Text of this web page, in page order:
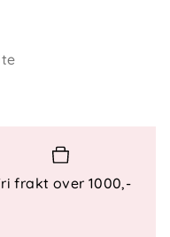
vogner og
for fleksibel
Bugaboo-vogner
frakt over 1000,-